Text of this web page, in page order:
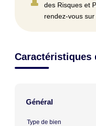
des Risques et
rendez-vous sur
Caractéristiques
Général
Type de bien